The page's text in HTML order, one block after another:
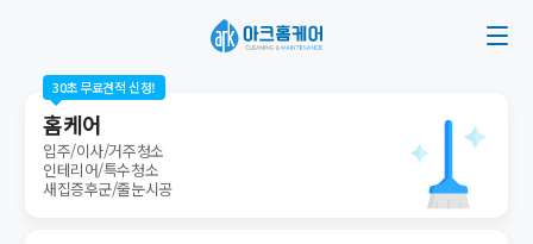
30초 무료견적 신청!
홈케어
입주/이사/거주청소
인테리어/특수청소
새집증후군/줄눈시공